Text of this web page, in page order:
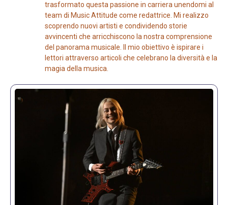
trasformato questa passione in carriera unendomi al
team di Music Attitude come redattrice. Mi realizzo
scoprendo nuovi artisti e condividendo storie
avvincenti che arricchiscono la nostra comprensione
del panorama musicale. Il mio obiettivo è ispirare i
lettori attraverso articoli che celebrano la diversità e la
magia della musica.